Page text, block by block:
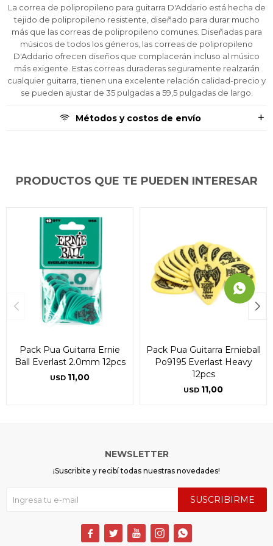
La correa de polipropileno para guitarra D'Addario está hecha de
tejido de polipropileno resistente, diseñado para durar mucho
más que las correas de polipropileno comunes. Diseñadas para
músicos de todos los géneros, las correas de polipropileno
D'Addario ofrecen diseños que complacerán incluso al músico
más exigente. Estas correas duraderas seguramente realzarán
cualquier guitarra, tienen una excelente relación calidad-precio y
se pueden ajustar de 35 pulgadas a 59,5 pulgadas de largo.
Métodos y costos de envío
PRODUCTOS QUE TE PUEDEN INTERESAR
Pack Pua Guitarra Ernie
Ball Everlast 2.0mm 12pcs
USD 11,00
Pack Pua Guitarra Ernieball
Po9195 Everlast Heavy
12pcs
USD 11,00
Celular
Fecha de nacimiento
Día Mes Año
¡Tenés hasta
para comprar en las cuotas que
prefieras!
Elegí tus productos preferidos
Elegís Pago Después como metodo de pago
* sujeto a aprobación crediticia. El monto disponible
puede variar por comercio
el inconveniente, por cualquier duda
contactanos en
preguntas@pagodespues.com.uy
Por favor intenta nuevamente mas tarde.
NEWSLETTER
¡Suscribite y recibí todas nuestras novedades!
SUSCRIBIRME
    
Celular
Fecha de nacimiento
Día Mes Año
¡Tenés hasta
para comprar en las cuotas que
prefieras!
Elegí tus productos preferidos
Elegís Pago Después como metodo de pago
* sujeto a aprobación crediticia. El monto disponible
puede variar por comercio
el inconveniente, por cualquier duda
contactanos en
preguntas@pagodespues.com.uy
Por favor intenta nuevamente mas tarde.
Celular
Fecha de nacimiento
Día Mes Año
¡Tenés hasta
para comprar en las cuotas que
prefieras!
Elegí tus productos preferidos
Elegís Pago Después como metodo de pago
* sujeto a aprobación crediticia. El monto disponible
puede variar por comercio
el inconveniente, por cualquier duda
contactanos en
preguntas@pagodespues.com.uy
Por favor intenta nuevamente mas tarde.